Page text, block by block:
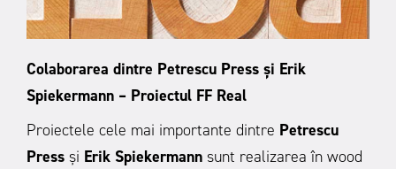
Colaborarea dintre Petrescu Press și Erik
Spiekermann – Proiectul FF Real
Proiectele cele mai importante dintre Petrescu
Press și Erik Spiekermann sunt realizarea în wood